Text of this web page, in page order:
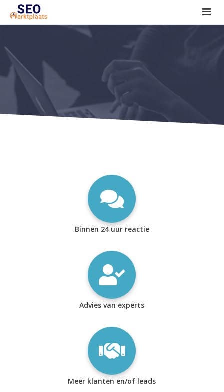
SEO tools reviews
Marketeer bij jou in de buurt?
Offerte
1. Seo voor beginners +
2. Onderzoeken +
Binnen 24 uur reactie
Advies van experts
Meer klanten en/of leads